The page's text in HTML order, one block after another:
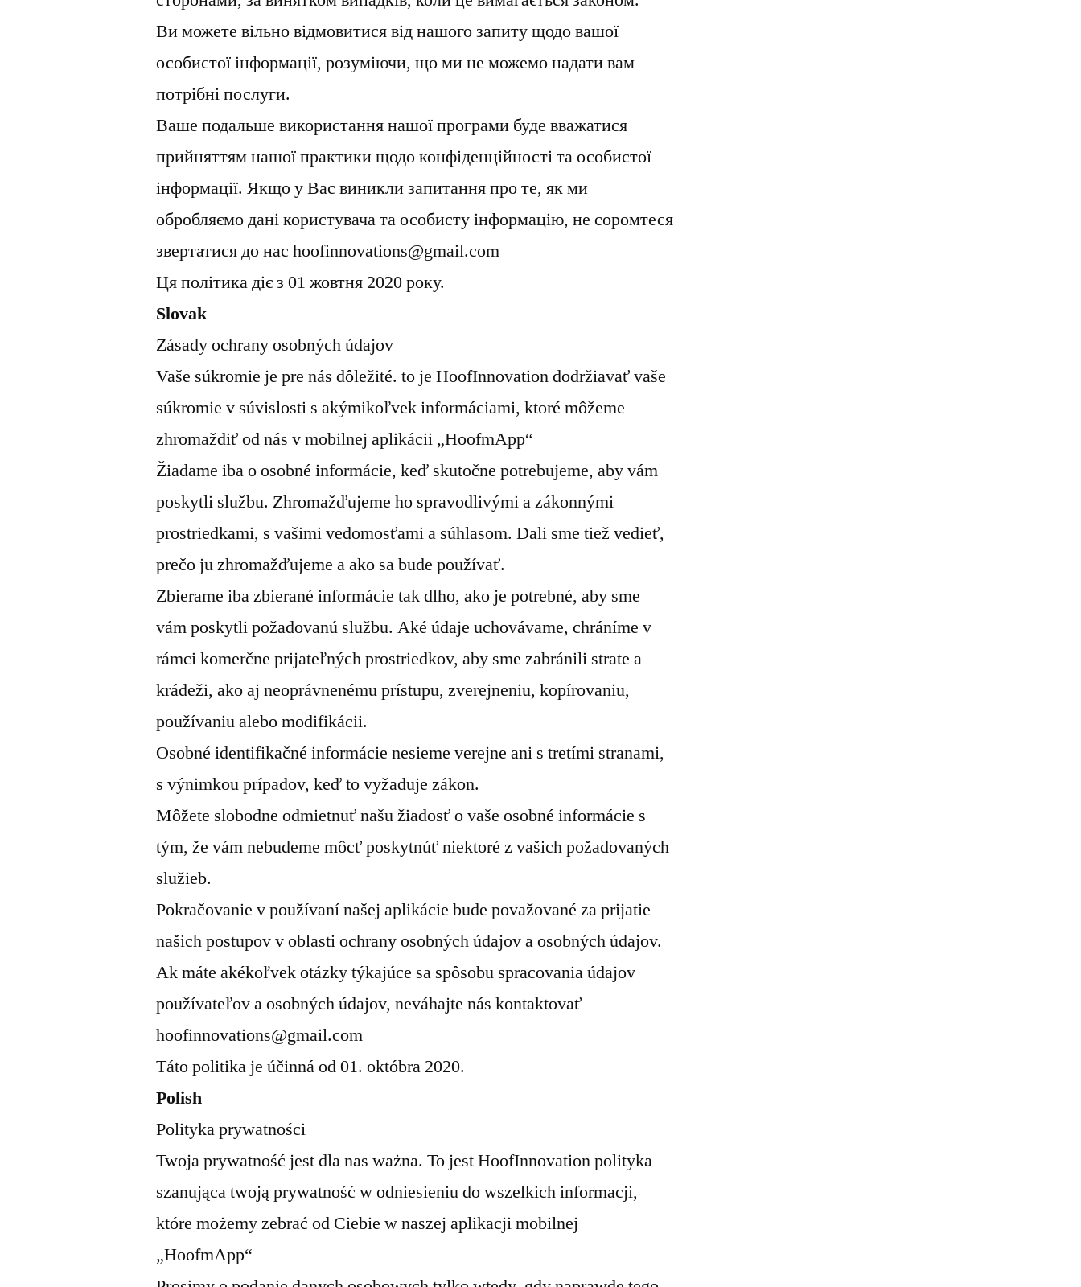
Ви можете вільно відмовитися від нашого запиту щодо вашої
особистої інформації, розуміючи, що ми не можемо надати вам
потрібні послуги.
Ваше подальше використання нашої програми буде вважатися
прийняттям нашої практики щодо конфіденційності та особистої
інформації. Якщо у Вас виникли запитання про те, як ми
обробляємо дані користувача та особисту інформацію, не соромтеся
звертатися до нас hoofinnovations@gmail.com
Ця політика діє з 01 жовтня 2020 року.
Slovak
Zásady ochrany osobných údajov
Vaše súkromie je pre nás dôležité. to je HoofInnovation dodržiavať vaše
súkromie v súvislosti s akýmikoľvek informáciami, ktoré môžeme
zhromaždiť od nás v mobilnej aplikácii „HoofmApp“
Žiadame iba o osobné informácie, keď skutočne potrebujeme, aby vám
poskytli službu. Zhromažďujeme ho spravodlivými a zákonnými
prostriedkami, s vašimi vedomosťami a súhlasom. Dali sme tiež vedieť,
prečo ju zhromažďujeme a ako sa bude používať.
Zbierame iba zbierané informácie tak dlho, ako je potrebné, aby sme
vám poskytli požadovanú službu. Aké údaje uchovávame, chráníme v
rámci komerčne prijateľných prostriedkov, aby sme zabránili strate a
krádeži, ako aj neoprávnenému prístupu, zverejneniu, kopírovaniu,
používaniu alebo modifikácii.
Osobné identifikačné informácie nesieme verejne ani s tretími stranami,
s výnimkou prípadov, keď to vyžaduje zákon.
Môžete slobodne odmietnuť našu žiadosť o vaše osobné informácie s
tým, že vám nebudeme môcť poskytnúť niektoré z vašich požadovaných
služieb.
Pokračovanie v používaní našej aplikácie bude považované za prijatie
našich postupov v oblasti ochrany osobných údajov a osobných údajov.
Ak máte akékoľvek otázky týkajúce sa spôsobu spracovania údajov
používateľov a osobných údajov, neváhajte nás kontaktovať
hoofinnovations@gmail.com
Táto politika je účinná od 01. októbra 2020.
Polish
Polityka prywatności
Twoja prywatność jest dla nas ważna. To jest HoofInnovation polityka
szanująca twoją prywatność w odniesieniu do wszelkich informacji,
które możemy zebrać od Ciebie w naszej aplikacji mobilnej
„HoofmApp“